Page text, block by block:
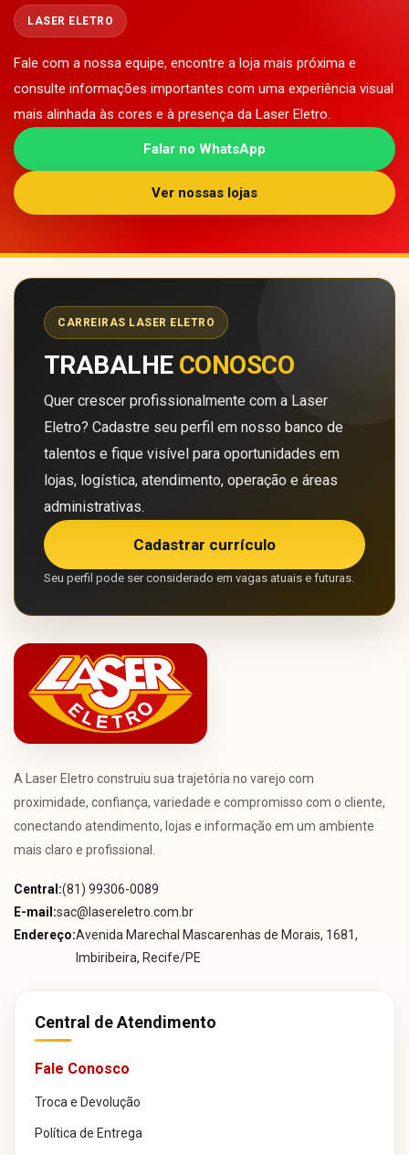
LASER ELETRO
Fale com a nossa equipe, encontre a loja mais próxima e
consulte informações importantes com uma experiência visual
mais alinhada às cores e à presença da Laser Eletro.
Falar no WhatsApp
Ver nossas lojas
CARREIRAS LASER ELETRO
TRABALHE CONOSCO
Quer crescer profissionalmente com a Laser
Eletro? Cadastre seu perfil em nosso banco de
talentos e fique visível para oportunidades em
lojas, logística, atendimento, operação e áreas
administrativas.
Cadastrar currículo
Seu perfil pode ser considerado em vagas atuais e futuras.
A Laser Eletro construiu sua trajetória no varejo com
proximidade, confiança, variedade e compromisso com o cliente,
conectando atendimento, lojas e informação em um ambiente
mais claro e profissional.
Central:(81) 99306-0089
E-mail:sac@lasereletro.com.br
Endereço:Avenida Marechal Mascarenhas de Morais, 1681,
Imbiribeira, Recife/PE
Central de Atendimento
Fale Conosco
Troca e Devolução
Política de Entrega